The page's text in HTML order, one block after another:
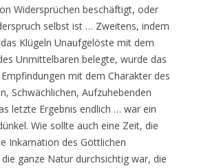
Widersprüchen beschäftigt, oder
selbst ist … Zweitens, indem
Klügeln Unaufgelöste mit dem
Unmittelbaren belegte, wurde das
mit dem Charakter des
Schwächlichen, Aufzuhebenden
letzte Ergebnis endlich … war ein
Wie sollte auch eine Zeit, die
Inkarnation des Göttlichen
ganze Natur durchsichtig war, die